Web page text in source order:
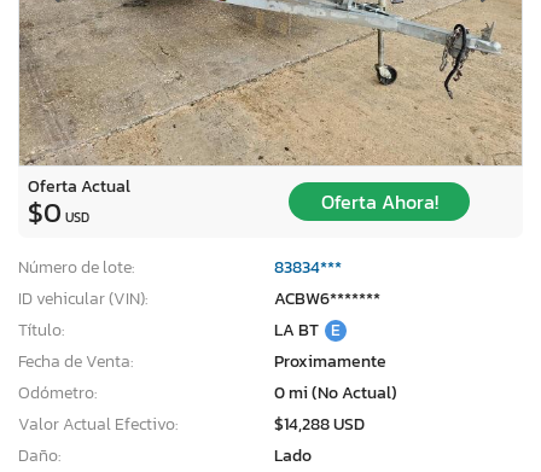
Oferta Actual
$0 USD
Oferta Ahora!
Número de lote:
83834***
ID vehicular (VIN):
ACBW6*******
Título:
LA BT E
Fecha de Venta:
Proximamente
Odómetro:
0 mi (No Actual)
Valor Actual Efectivo:
$14,288 USD
Daño:
Lado